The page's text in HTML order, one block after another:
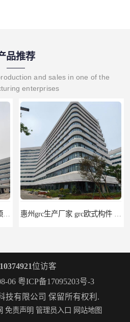
品推荐
and sales in one of the
enterprises
10374921位访客
06 粤ICP备17095203号-3
技有限公司 保留所有权利.
免责声明 管理员入口 网站地图